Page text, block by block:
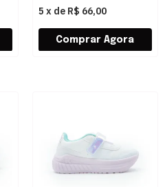
5 x de R$ 66,00